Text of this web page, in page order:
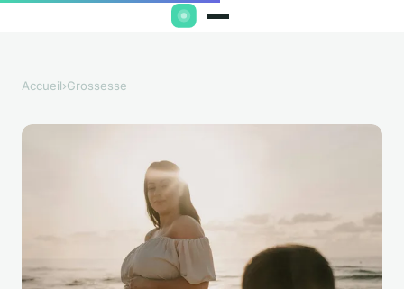
Accueil›Grossesse